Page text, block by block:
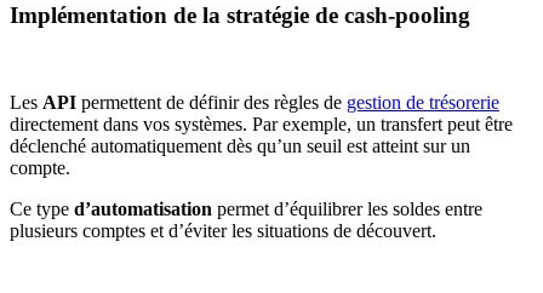
Implémentation de la stratégie de cash-pooling
Les API permettent de définir des règles de gestion de trésorerie
directement dans vos systèmes. Par exemple, un transfert peut être
déclenché automatiquement dès qu’un seuil est atteint sur un
compte.
Ce type d’automatisation permet d’équilibrer les soldes entre
plusieurs comptes et d’éviter les situations de découvert.